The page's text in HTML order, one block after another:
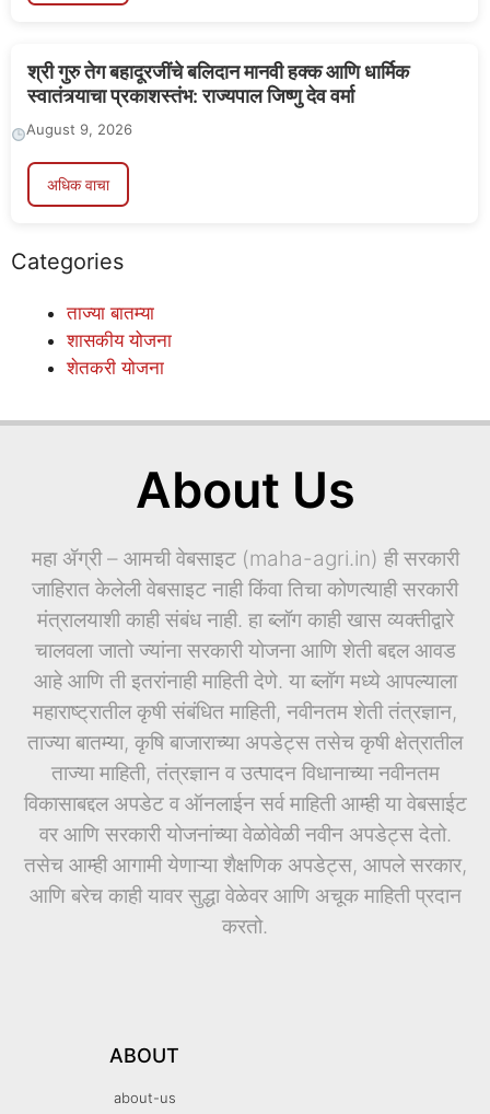
श्री गुरु तेग बहादूरजींचे बलिदान मानवी हक्क आणि धार्मिक
स्वातंत्र्याचा प्रकाशस्तंभ: राज्यपाल जिष्णु देव वर्मा
August 9, 2026
अधिक वाचा
Categories
ताज्या बातम्या
शासकीय योजना
शेतकरी योजना
About Us
महा ॲग्री – आमची वेबसाइट (maha-agri.in) ही सरकारी
जाहिरात केलेली वेबसाइट नाही किंवा तिचा कोणत्याही सरकारी
मंत्रालयाशी काही संबंध नाही. हा ब्लॉग काही खास व्यक्तीद्वारे
चालवला जातो ज्यांना सरकारी योजना आणि शेती बद्दल आवड
आहे आणि ती इतरांनाही माहिती देणे. या ब्लॉग मध्ये आपल्याला
महाराष्ट्रातील कृषी संबंधित माहिती, नवीनतम शेती तंत्रज्ञान,
ताज्या बातम्या, कृषि बाजाराच्या अपडेट्स तसेच कृषी क्षेत्रातील
ताज्या माहिती, तंत्रज्ञान व उत्पादन विधानाच्या नवीनतम
विकासाबद्दल अपडेट व ऑनलाईन सर्व माहिती आम्ही या वेबसाईट
वर आणि सरकारी योजनांच्या वेळोवेळी नवीन अपडेट्स देतो.
तसेच आम्ही आगामी येणाऱ्या शैक्षणिक अपडेट्स, आपले सरकार,
आणि बरेच काही यावर सुद्धा वेळेवर आणि अचूक माहिती प्रदान
करतो.
ABOUT
about-us